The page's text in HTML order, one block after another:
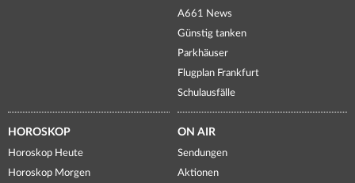
A661 News
Günstig tanken
Parkhäuser
Flugplan Frankfurt
Schulausfälle
HOROSKOP
Horoskop Heute
Horoskop Morgen
ON AIR
Sendungen
Aktionen